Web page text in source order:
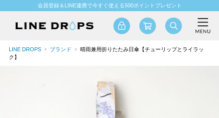
会員登録＆LINE連携で今すぐ使える500ポイントプレゼント
LINE DROPS ブランド
晴雨兼用折りたたみ日傘【チューリップとライラッ
ク】